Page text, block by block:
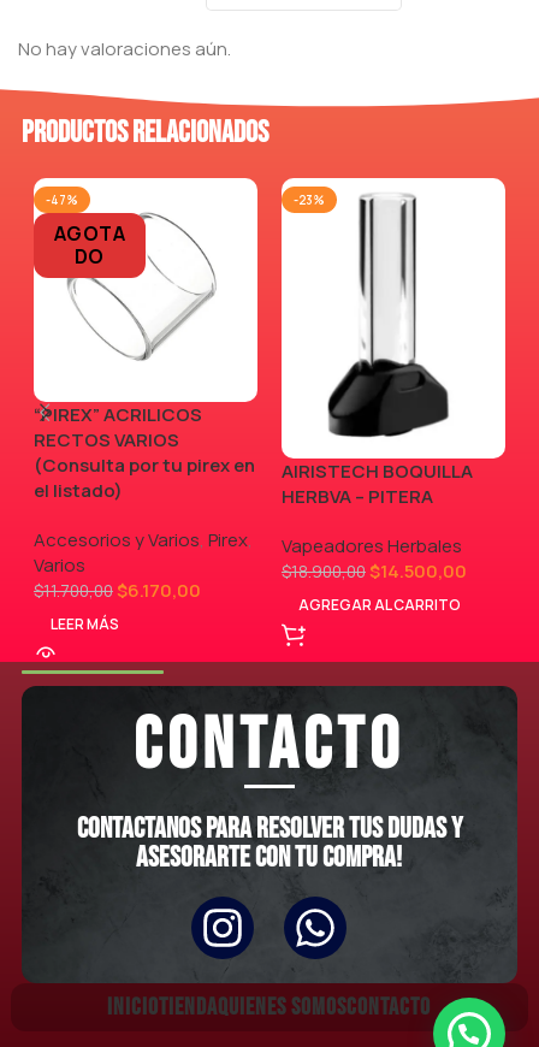
No hay valoraciones aún.
Productos relacionados
-47%
AGOTA
DO
“PIREX” ACRILICOS
RECTOS VARIOS
(Consulta por tu pirex en
el listado)
Accesorios y Varios, Pirex,
Varios
$11.700,00$6.170,00
LEER MÁS
-23%
AIRISTECH BOQUILLA
HERBVA – PITERA
Vapeadores Herbales
$18.900,00$14.500,00
AGREGAR AL CARRITO
CONTACTO
Contactanos para resolver tus dudas y
asesorarte con tu compra!
INICIOTIENDAQUIENES SOMOSCONTACTO